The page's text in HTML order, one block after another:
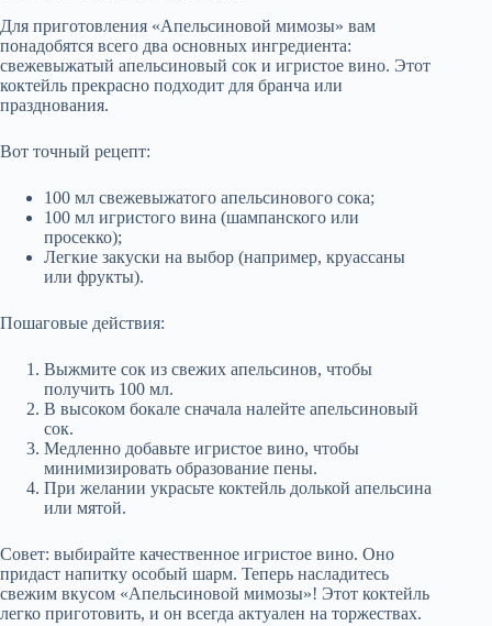
Для приготовления «Апельсиновой мимозы» вам
понадобятся всего два основных ингредиента:
свежевыжатый апельсиновый сок и игристое вино. Этот
коктейль прекрасно подходит для бранча или
празднования.
Вот точный рецепт:
100 мл свежевыжатого апельсинового сока;
100 мл игристого вина (шампанского или
просекко);
Легкие закуски на выбор (например, круассаны
или фрукты).
Пошаговые действия:
Выжмите сок из свежих апельсинов, чтобы
получить 100 мл.
В высоком бокале сначала налейте апельсиновый
сок.
Медленно добавьте игристое вино, чтобы
минимизировать образование пены.
При желании украсьте коктейль долькой апельсина
или мятой.
Совет: выбирайте качественное игристое вино. Оно
придаст напитку особый шарм. Теперь насладитесь
свежим вкусом «Апельсиновой мимозы»! Этот коктейль
легко приготовить, и он всегда актуален на торжествах.